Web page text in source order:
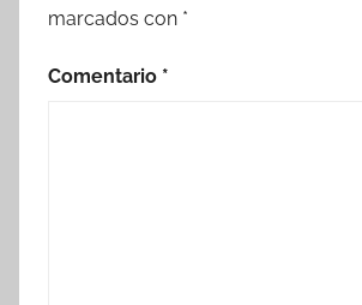
marcados con *
Comentario *